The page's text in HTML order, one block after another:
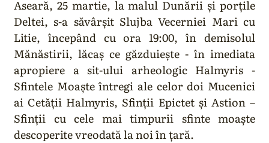
Aseară, 25 martie, la malul Dunării și porțile
Deltei, s-a săvârșit Slujba Vecerniei Mari cu
Litie, începând cu ora 19:00, în demisolul
Mănăstirii, lăcaș ce găzduiește - în imediata
apropiere a sit-ului arheologic Halmyris -
Sfintele Moaște întregi ale celor doi Mucenici
ai Cetății Halmyris, Sfinții Epictet și Astion –
Sfinții cu cele mai timpurii sfinte moaște
descoperite vreodată la noi în țară.